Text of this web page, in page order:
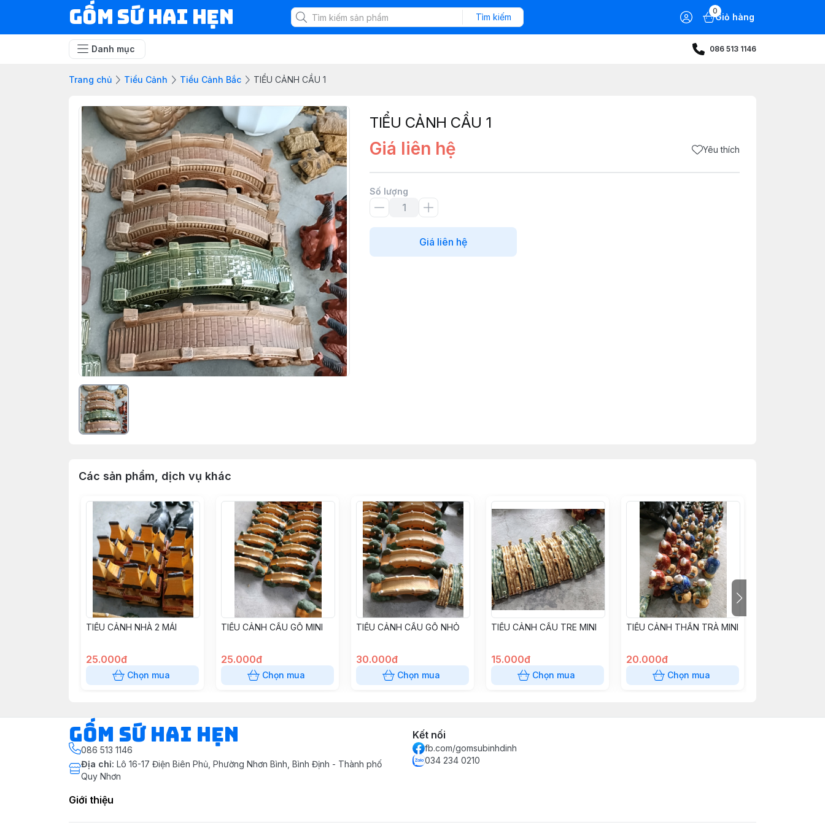
Gốm Sứ Hai Hẹn Tìm kiếm
0
Giỏ hàng
Danh mục 086 513 1146
Trang chủ Tiểu Cảnh Tiểu Cảnh Bắc TIỂU CẢNH CẦU 1
TIỂU CẢNH CẦU 1
Giá liên hệ Yêu thích
Số lượng
Giá liên hệ
Các sản phẩm, dịch vụ khác
TIỂU CẢNH NHÀ 2 MÁI
25.000đ
Chọn mua
TIỂU CẢNH CẦU GỖ MINI
25.000đ
Chọn mua
TIỂU CẢNH CẦU GỖ NHỎ
30.000đ
Chọn mua
TIỂU CẢNH CẦU TRE MINI
15.000đ
Chọn mua
TIỂU CẢNH THẦN TRÀ MINI
20.000đ
Chọn mua
Gốm Sứ Hai Hẹn
086 513 1146
Địa chỉ: Lô 16-17 Điện Biên Phủ, Phường Nhơn Bình, Bình Định - Thành phố
Quy Nhơn
Kết nối
fb.com/gomsubinhdinh
034 234 0210
Giới thiệu